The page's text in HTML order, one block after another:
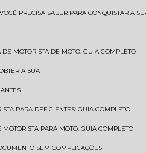
PRECISA SABER PARA CONQUISTAR A
DE MOTORISTA DE MOTO: GUIA COMPLETO
A SUA
PARA DEFICIENTES: GUIA COMPLETO
MOTORISTA PARA MOTO: GUIA COMPLETO
SEM COMPLICAÇÕES